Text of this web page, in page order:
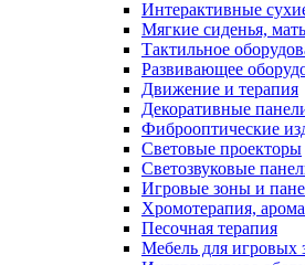
Интерактивные
Мягкие сиденья,
Тактильное
Развивающее
Движение и терапия
Декоративные
Фиброоптические
Световые проекторы
Светозвуковые
Игровые зоны и
Хромотерапия,
Песочная терапия
Мебель для игровых